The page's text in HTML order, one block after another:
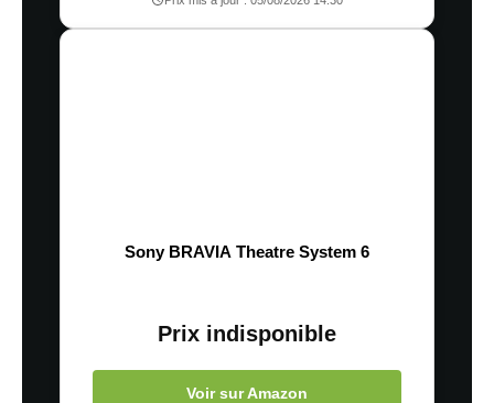
Sony BRAVIA Theatre System 6
Prix indisponible
Voir sur Amazon